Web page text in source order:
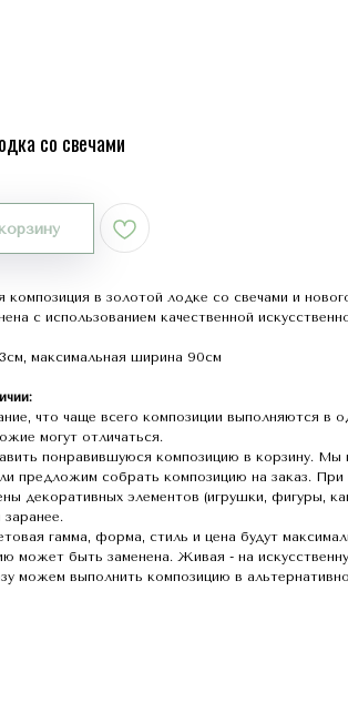
со свечами
композиция в золотой лодке со свечами и
с использованием качественной
максимальная ширина 90см
что чаще всего композиции выполняются в
могут отличаться.
понравившуюся композицию в корзину. Мы
предложим собрать композицию на заказ. При
декоративных элементов (игрушки, фигуры,
гамма, форма, стиль и цена будут
может быть заменена. Живая - на
можем выполнить композицию в